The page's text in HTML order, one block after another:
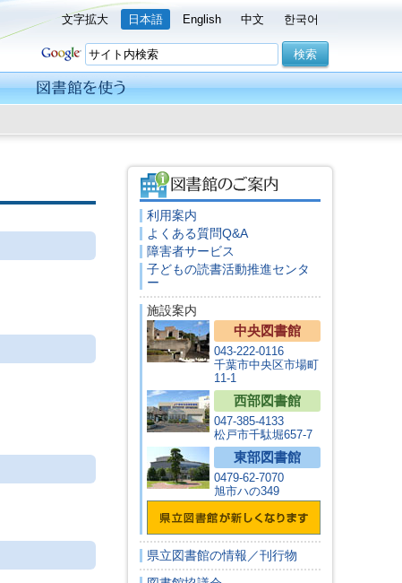
文字拡大 日本語 English 中文 한국어
利用案内
よくある質問Q&A
障害者サービス
子どもの読書活動推進センタ
ー
施設案内
中央図書館
043-222-0116
千葉市中央区市場町
11-1
西部図書館
047-385-4133
松戸市千駄堀657-7
東部図書館
0479-62-7070
旭市ハの349
県立図書館の情報／刊行物